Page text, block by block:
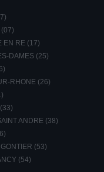
EN RE (17)
DAMES (25)
RHONE (26)
ANDRE (38)
(53)
(54)